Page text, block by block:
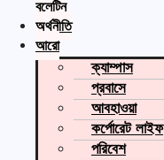
বুলেটিন
অর্থনীতি
আরো
ক্যাম্পাস
প্রবাসে
আবহাওয়া
কর্পোরেট লাইফ
পরিবেশ